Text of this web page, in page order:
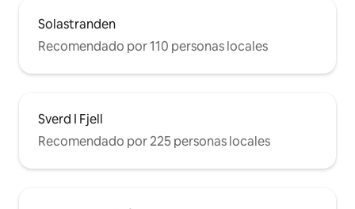
Solastranden
Recomendado por 110 personas locales
Sverd I Fjell
Recomendado por 225 personas locales